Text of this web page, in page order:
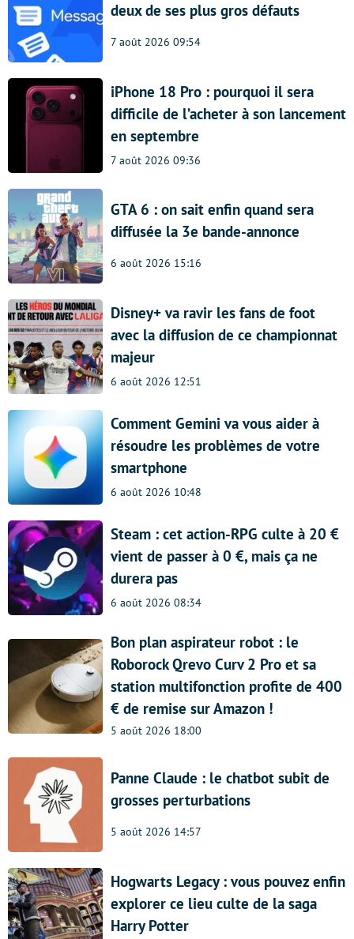
deux de ses plus gros défauts
7 août 2026 09:54
iPhone 18 Pro : pourquoi il sera
difficile de l’acheter à son lancement
en septembre
7 août 2026 09:36
GTA 6 : on sait enfin quand sera
diffusée la 3e bande-annonce
6 août 2026 15:16
Disney+ va ravir les fans de foot
avec la diffusion de ce championnat
majeur
6 août 2026 12:51
Comment Gemini va vous aider à
résoudre les problèmes de votre
smartphone
6 août 2026 10:48
Steam : cet action-RPG culte à 20 €
vient de passer à 0 €, mais ça ne
durera pas
6 août 2026 08:34
Bon plan aspirateur robot : le
Roborock Qrevo Curv 2 Pro et sa
station multifonction profite de 400
€ de remise sur Amazon !
5 août 2026 18:00
Panne Claude : le chatbot subit de
grosses perturbations
5 août 2026 14:57
Hogwarts Legacy : vous pouvez enfin
explorer ce lieu culte de la saga
Harry Potter